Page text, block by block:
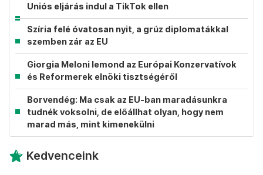
Uniós eljárás indul a TikTok ellen
Szíria felé óvatosan nyit, a grúz diplomatákkal
szemben zár az EU
Giorgia Meloni lemond az Európai Konzervatívok
és Reformerek elnöki tisztségéről
Borvendég: Ma csak az EU-ban maradásunkra
tudnék voksolni, de előállhat olyan, hogy nem
marad más, mint kimenekülni
Kedvenceink